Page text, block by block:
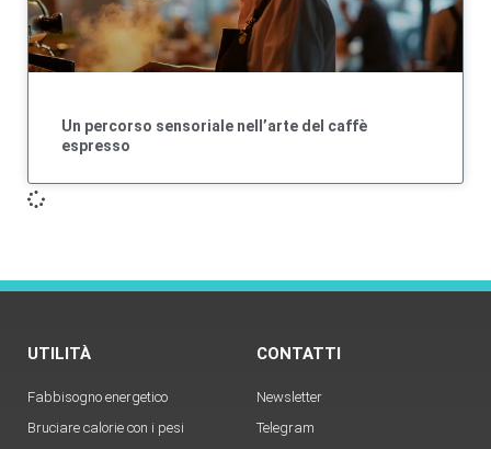
Un percorso sensoriale nell’arte del caffè
espresso
UTILITÀ
Fabbisogno energetico
Bruciare calorie con i pesi
CONTATTI
Newsletter
Telegram